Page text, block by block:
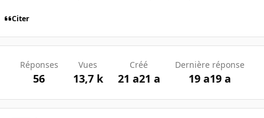
Citer
Réponses
56
Vues
13,7 k
Créé
21 a21 a
Dernière réponse
19 a19 a